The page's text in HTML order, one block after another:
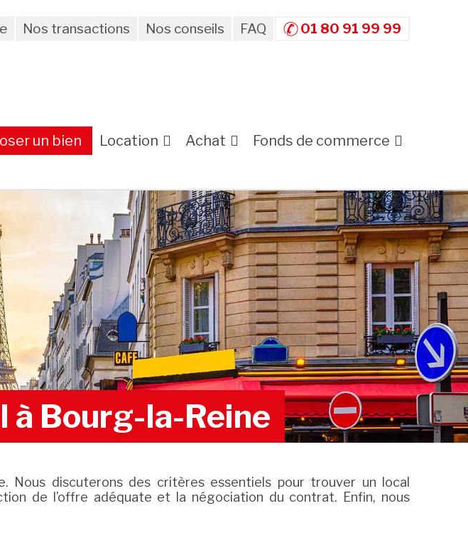
Nos transactions Nos conseils FAQ 01 80 91 99 99
un bien Location Achat Fonds de commerce
à Bourg-la-Reine
Nous discuterons des critères essentiels pour trouver un local
de l’offre adéquate et la négociation du contrat. Enfin, nous